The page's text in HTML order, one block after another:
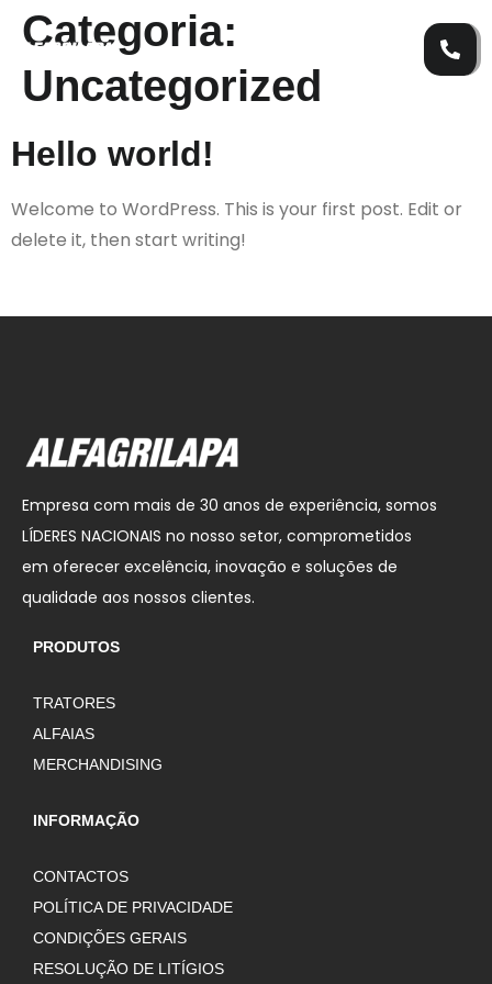
Categoria:
Uncategorized
Hello world!
Welcome to WordPress. This is your first post. Edit or
delete it, then start writing!
Empresa com mais de 30 anos de experiência, somos
LÍDERES NACIONAIS no nosso setor, comprometidos
em oferecer excelência, inovação e soluções de
qualidade aos nossos clientes.
PRODUTOS
TRATORES
ALFAIAS
MERCHANDISING
INFORMAÇÃO
CONTACTOS
POLÍTICA DE PRIVACIDADE
CONDIÇÕES GERAIS
RESOLUÇÃO DE LITÍGIOS